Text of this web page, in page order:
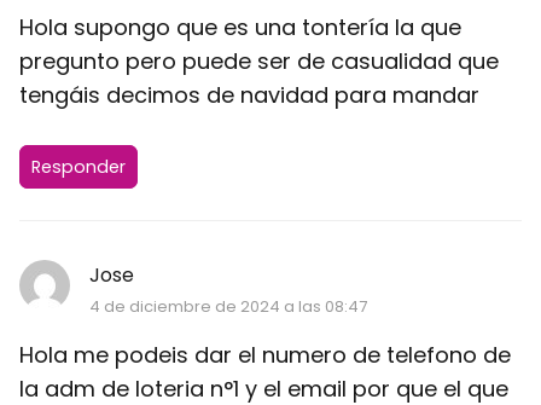
Hola supongo que es una tontería la que
pregunto pero puede ser de casualidad que
tengáis decimos de navidad para mandar
Responder
Jose
4 de diciembre de 2024 a las 08:47
Hola me podeis dar el numero de telefono de
la adm de loteria n°1 y el email por que el que